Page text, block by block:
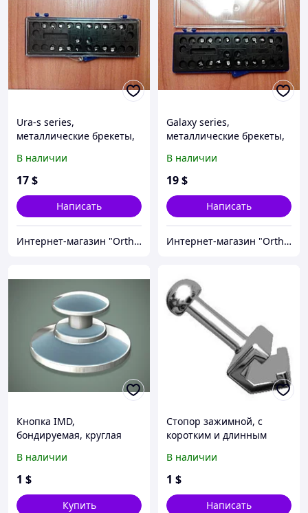
Ura-s series,
металлические брекеты,
набор)
В наличии
17$
Написать
Интернет-магазин "OrthoWay"
Galaxy series,
металлические брекеты,
набор)
В наличии
19$
Написать
Интернет-магазин "OrthoWay"
Кнопка IMD,
бондируемая, круглая
В наличии
1 $
Купить
Стопор зажимной, с
коротким и длинным
В наличии
1 $
Написать